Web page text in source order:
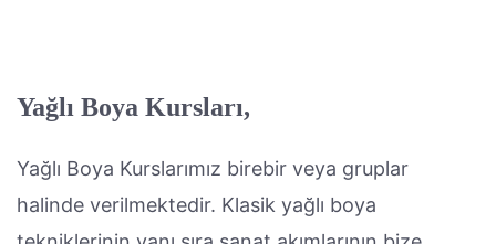
Yağlı Boya Kursları,
Yağlı Boya Kurslarımız birebir veya gruplar
halinde verilmektedir. Klasik yağlı boya